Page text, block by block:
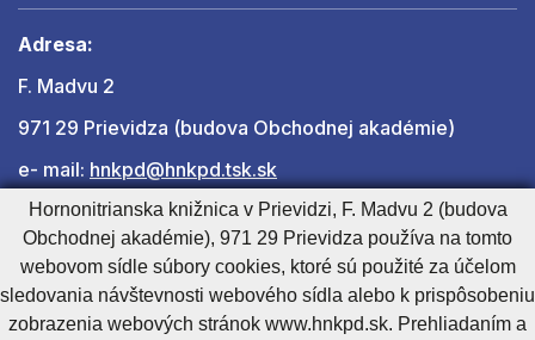
Adresa:
F. Madvu 2
971 29 Prievidza (budova Obchodnej akadémie)
e- mail: hnkpd@hnkpd.tsk.sk
Ďalšie kontakty
Cookies nastavenieCookies - viac informáciíVyhlásenie o prístupnosti
Hornonitrianska knižnica v Prievidzi, F. Madvu 2 (budova
Obchodnej akadémie), 971 29 Prievidza používa na tomto
webovom sídle súbory cookies, ktoré sú použité za účelom
sledovania návštevnosti webového sídla alebo k prispôsobeniu
zobrazenia webových stránok www.hnkpd.sk. Prehliadaním a